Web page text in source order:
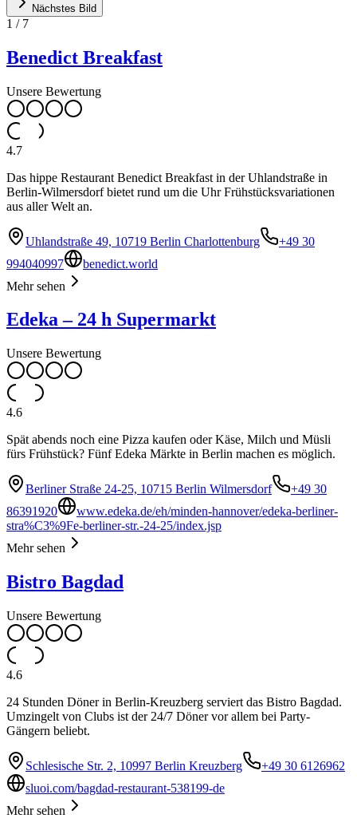
Nächstes Bild
1 / 7
Benedict Breakfast
Unsere Bewertung
4.7
Das hippe Restaurant Benedict Breakfast in der Uhlandstraße in
Berlin-Wilmersdorf bietet rund um die Uhr Frühstücksvariationen
aus aller Welt an.
Uhlandstraße 49, 10719 Berlin Charlottenburg
+49 30
994040997
benedict.world
Mehr sehen
Edeka – 24 h Supermarkt
Unsere Bewertung
4.6
Spät abends noch eine Pizza kaufen oder Käse, Milch und Müsli
fürs Frühstück? Fünf Edeka Märkte in Berlin machen es möglich.
Berliner Straße 24-25, 10715 Berlin Wilmersdorf
+49 30
86391920
www.edeka.de/eh/minden-hannover/edeka-berliner-
stra%C3%9Fe-berliner-str.-24-25/index.jsp
Mehr sehen
Bistro Bagdad
Unsere Bewertung
4.6
24 Stunden Döner in Berlin-Kreuzberg serviert das Bistro Bagdad.
Umzingelt von Clubs ist der 24/7 Döner vor allem bei Party-
Gängern beliebt.
Schlesische Str. 2, 10997 Berlin Kreuzberg
+49 30 6126962
sluoi.com/bagdad-restaurant-538199-de
Mehr sehen